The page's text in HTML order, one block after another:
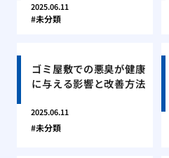
2025.06.11
未分類
ゴミ屋敷での悪臭が健康
に与える影響と改善方法
2025.06.11
未分類